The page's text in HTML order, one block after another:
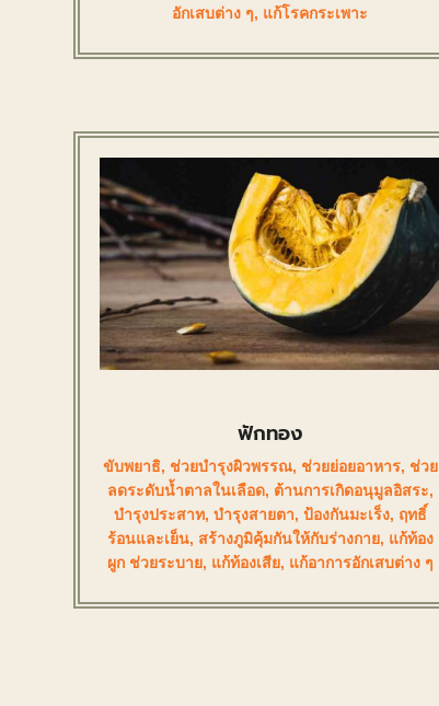
อักเสบต่าง ๆ, แก้โรคกระเพาะ
ฟักทอง
ขับพยาธิ, ช่วยบำรุงผิวพรรณ, ช่วยย่อยอาหาร, ช่วย
ลดระดับน้ำตาลในเลือด, ต้านการเกิดอนุมูลอิสระ,
บำรุงประสาท, บำรุงสายตา, ป้องกันมะเร็ง, ฤทธิ์
ร้อนและเย็น, สร้างภูมิคุ้มกันให้กับร่างกาย, แก้ท้อง
ผูก ช่วยระบาย, แก้ท้องเสีย, แก้อาการอักเสบต่าง ๆ